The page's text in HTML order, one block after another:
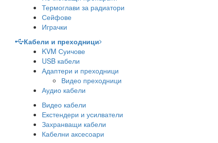
Термоглави за радиатори
Сейфове
Играчки
Кабели и преходници
KVM Суичове
USB кабели
Адаптери и преходници
Видео преходници
Аудио кабели
Видео кабели
Екстендери и усилватели
Захранващи кабели
Кабелни аксесоари